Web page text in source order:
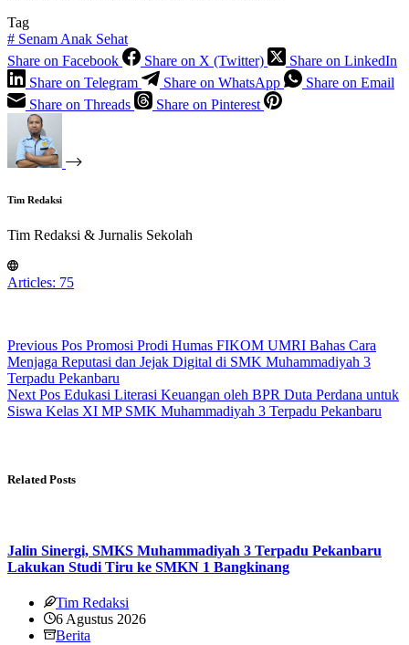
Tag
# Senam Anak Sehat
Share on Facebook
Share on X (Twitter)
Share on LinkedIn
Share on Telegram
Share on WhatsApp
Share on Email
Share on Threads
Share on Pinterest
Tim Redaksi
Tim Redaksi & Jurnalis Sekolah
Articles: 75
Previous Pos Promosi Prodi Humas FIKOM UMRI Bahas Cara
Menjaga Reputasi dan Jejak Digital di SMK Muhammadiyah 3
Terpadu Pekanbaru
NextPos Edukasi Literasi Keuangan oleh BPR Duta Perdana untuk
Siswa Kelas XI MP SMK Muhammadiyah 3 Terpadu Pekanbaru
Related Posts
Jalin Sinergi, SMKS Muhammadiyah 3 Terpadu Pekanbaru
Lakukan Studi Tiru ke SMKN 1 Bangkinang
Tim Redaksi
6 Agustus 2026
Berita